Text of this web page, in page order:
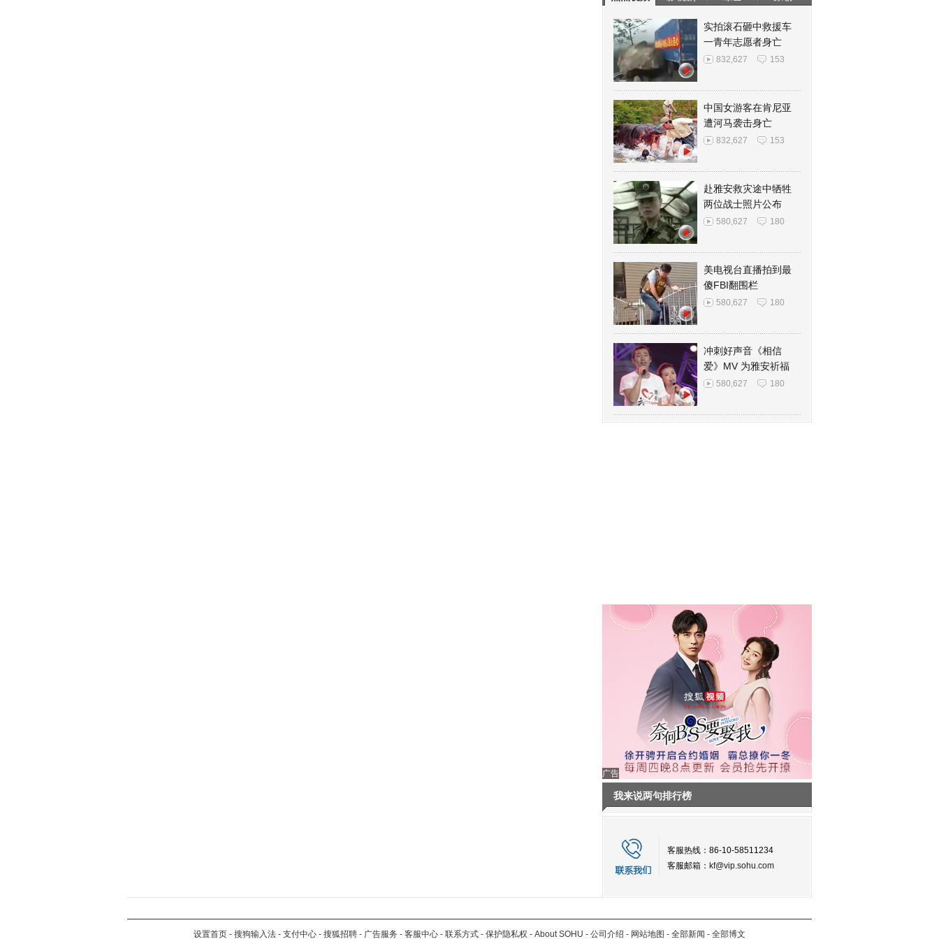
实拍滚石砸中救援车
一青年志愿者身亡
832,627 153
中国女游客在肯尼亚
遭河马袭击身亡
832,627 153
赴雅安救灾途中牺牲
两位战士照片公布
580,627 180
美电视台直播拍到最
傻FBI翻围栏
580,627 180
冲刺好声音《相信
爱》MV 为雅安祈福
580,627 180
广告
我来说两句排行榜
客服热线：86-10-58511234
客服邮箱： kf@vip.sohu.com
设置首页 - 搜狗输入法 - 支付中心 - 搜狐招聘 - 广告服务 - 客服中心 - 联系方式 - 保护隐私权 - About SOHU - 公司介绍 - 网站地图 - 全部新闻 - 全部博文